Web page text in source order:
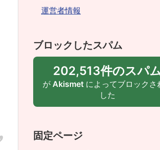
運営者情報
ブロックしたスパム
202,513件のスパ
が Akismetによってブロックさ
した
固定ページ